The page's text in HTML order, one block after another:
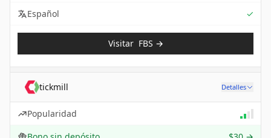
Español ✓
Visitar FBS →
tickmill Detalles
Popularidad